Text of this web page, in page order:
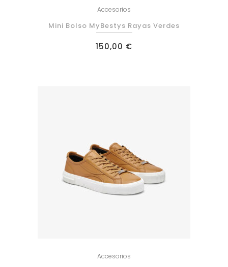
Accesorios
Mini Bolso MyBestys Rayas Verdes
150,00 €
Accesorios